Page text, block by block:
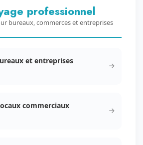
professionnel
bureaux, commerces et entreprises
et entreprises
commerciaux